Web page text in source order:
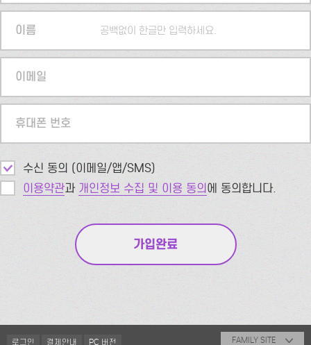
이름 공백없이 한글만 입력하세요.
이메일
휴대폰 번호
수신 동의 (이메일/앱/SMS)
이용약관과 개인정보 수집 및 이용 동의에 동의합니다.
로그인 결제안내 PC 버전 FAMILY SITE